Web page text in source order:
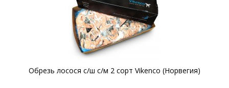
Обрезь лосося с/ш с/м 2 сорт Vikenco (Норвегия)